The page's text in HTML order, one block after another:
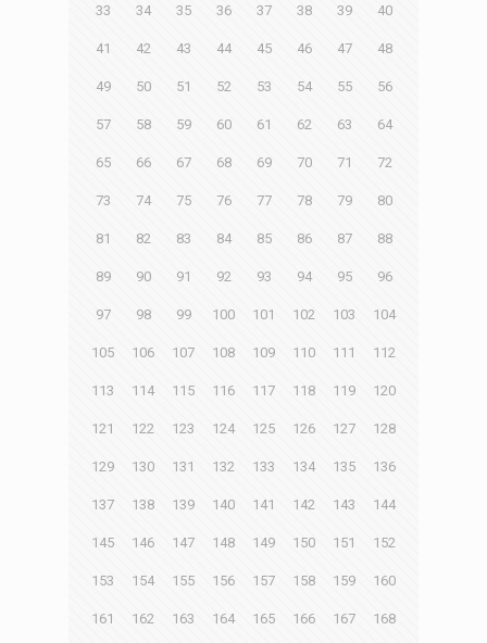
33 34 35 36 37 38 39 40
41 42 43 44 45 46 47 48
49 50 51 52 53 54 55 56
57 58 59 60 61 62 63 64
65 66 67 68 69 70 71 72
73 74 75 76 77 78 79 80
81 82 83 84 85 86 87 88
89 90 91 92 93 94 95 96
97 98 99 100 101 102 103 104
105 106 107 108 109 110 111 112
113 114 115 116 117 118 119 120
121 122 123 124 125 126 127 128
129 130 131 132 133 134 135 136
137 138 139 140 141 142 143 144
145 146 147 148 149 150 151 152
153 154 155 156 157 158 159 160
161 162 163 164 165 166 167 168